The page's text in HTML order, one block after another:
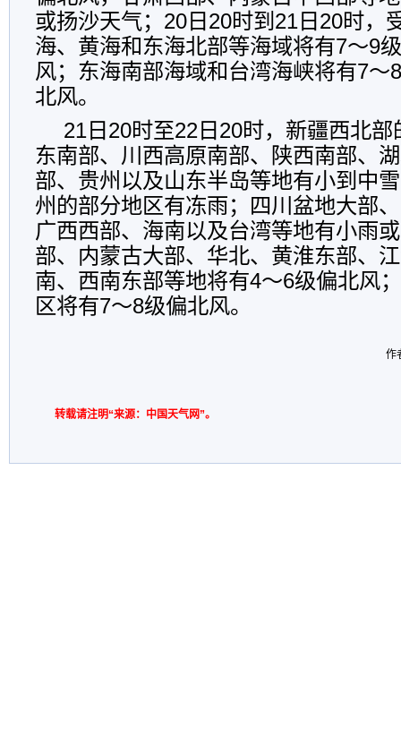
或扬沙天气；20日20时到21日20时，
海、黄海和东海北部等海域将有7～9
风；东海南部海域和台湾海峡将有7～
北风。
21日20时至22日20时，新疆西北
东南部、川西高原南部、陕西南部、
部、贵州以及山东半岛等地有小到中
州的部分地区有冻雨；四川盆地大部
广西西部、海南以及台湾等地有小雨
部、内蒙古大部、华北、黄淮东部、
南、西南东部等地将有4～6级偏北风
区将有7～8级偏北风。
作
转载请注明“来源：中国天气网”。